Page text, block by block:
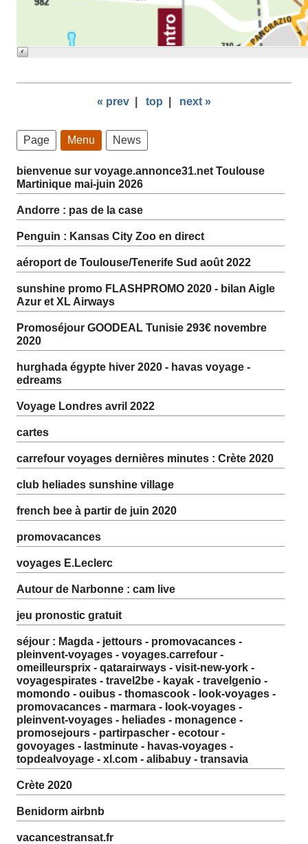
« prev top next »
Page Menu News
bienvenue sur voyage.annonce31.net Toulouse
Martinique mai-juin 2026
Andorre : pas de la case
Penguin : Kansas City Zoo en direct
aéroport de Toulouse/Tenerife Sud août 2022
sunshine promo FLASHPROMO 2020 - bilan Aigle
Azur et XL Airways
Promoséjour GOODEAL Tunisie 293€ novembre
2020
hurghada égypte hiver 2020 - havas voyage -
edreams
Voyage Londres avril 2022
cartes
carrefour voyages dernières minutes : Crète 2020
club heliades sunshine village
french bee à partir de juin 2020
promovacances
voyages E.Leclerc
Autour de Narbonne : cam live
jeu pronostic gratuit
séjour : Magda - jettours - promovacances -
pleinvent-voyages - voyages.carrefour -
omeilleursprix - qatarairways - visit-new-york -
voyagespirates - travel2be - kayak - travelgenio -
momondo - ouibus - thomascook - look-voyages -
promovacances - marmara - look-voyages -
pleinvent-voyages - heliades - monagence -
promosejours - partirpascher - ecotour -
govoyages - lastminute - havas-voyages -
topdealvoyage - xl.com - alibabuy - transavia
Crète 2020
Benidorm airbnb
vacancestransat.fr